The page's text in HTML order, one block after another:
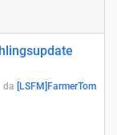
da [LSFM]FarmerTom